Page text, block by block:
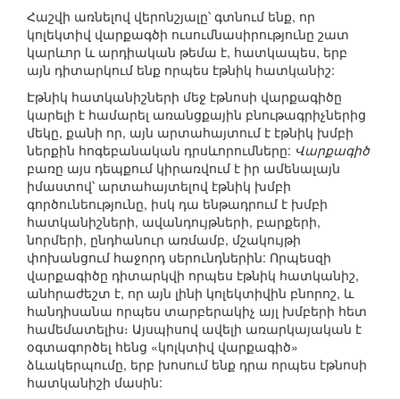
Հաշվի առնելով վերոնշյալը՝ գտնում ենք, որ
կոլեկտիվ վարքագծի ուսումնասիրությունը շատ
կարևոր և արդիական թեմա է, հատկապես, երբ
այն դիտարկում ենք որպես էթնիկ հատկանիշ:
Էթնիկ հատկանիշների մեջ էթնոսի վարքագիծը
կարելի է համարել առանցքային բնութագրիչներից
մեկը, քանի որ, այն արտահայտում է էթնիկ խմբի
ներքին հոգեբանական դրսևորումները: Վարքագիծ
բառը այս դեպքում կիրառվում է իր ամենալայն
իմաստով՝ արտահայտելով էթնիկ խմբի
գործունեությունը, իսկ դա ենթադրում է խմբի
հատկանիշների, ավանդույթների, բարքերի,
նորմերի, ընդհանուր առմամբ, մշակույթի
փոխանցում հաջորդ սերունդներին: Որպեսզի
վարքագիծը դիտարկվի որպես էթնիկ հատկանիշ,
անհրաժեշտ է, որ այն լինի կոլեկտիվին բնորոշ, և
հանդիսանա որպես տարբերակիչ այլ խմբերի հետ
համեմատելիս։ Այսպիսով ավելի առարկայական է
օգտագործել հենց «կոլկտիվ վարքագիծ»
ձևակերպումը, երբ խոսում ենք դրա որպես էթնոսի
հատկանիշի մասին: